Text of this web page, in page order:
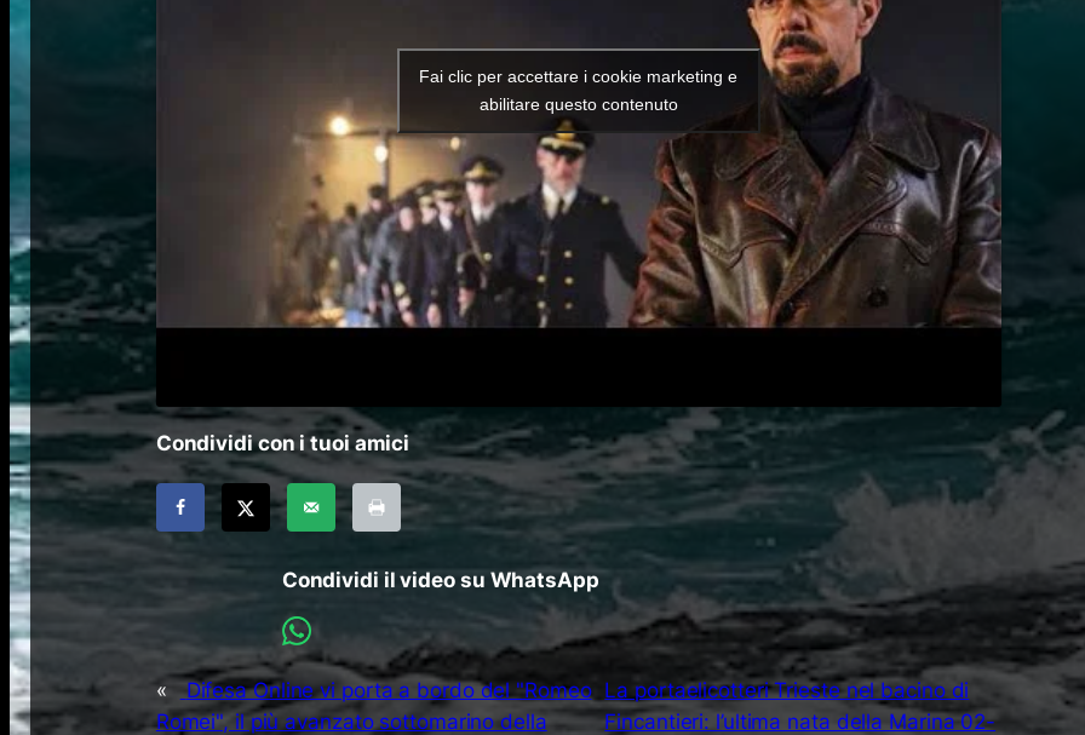
Fai clic per accettare i cookie marketing e
abilitare questo contenuto
Condividi con i tuoi amici
Condividi il video su WhatsApp
«
Difesa Online vi porta a bordo del "Romeo
Romei", il più avanzato sottomarino della
La portaelicotteri Trieste nel bacino di
Fincantieri: l’ultima nata della Marina 02-